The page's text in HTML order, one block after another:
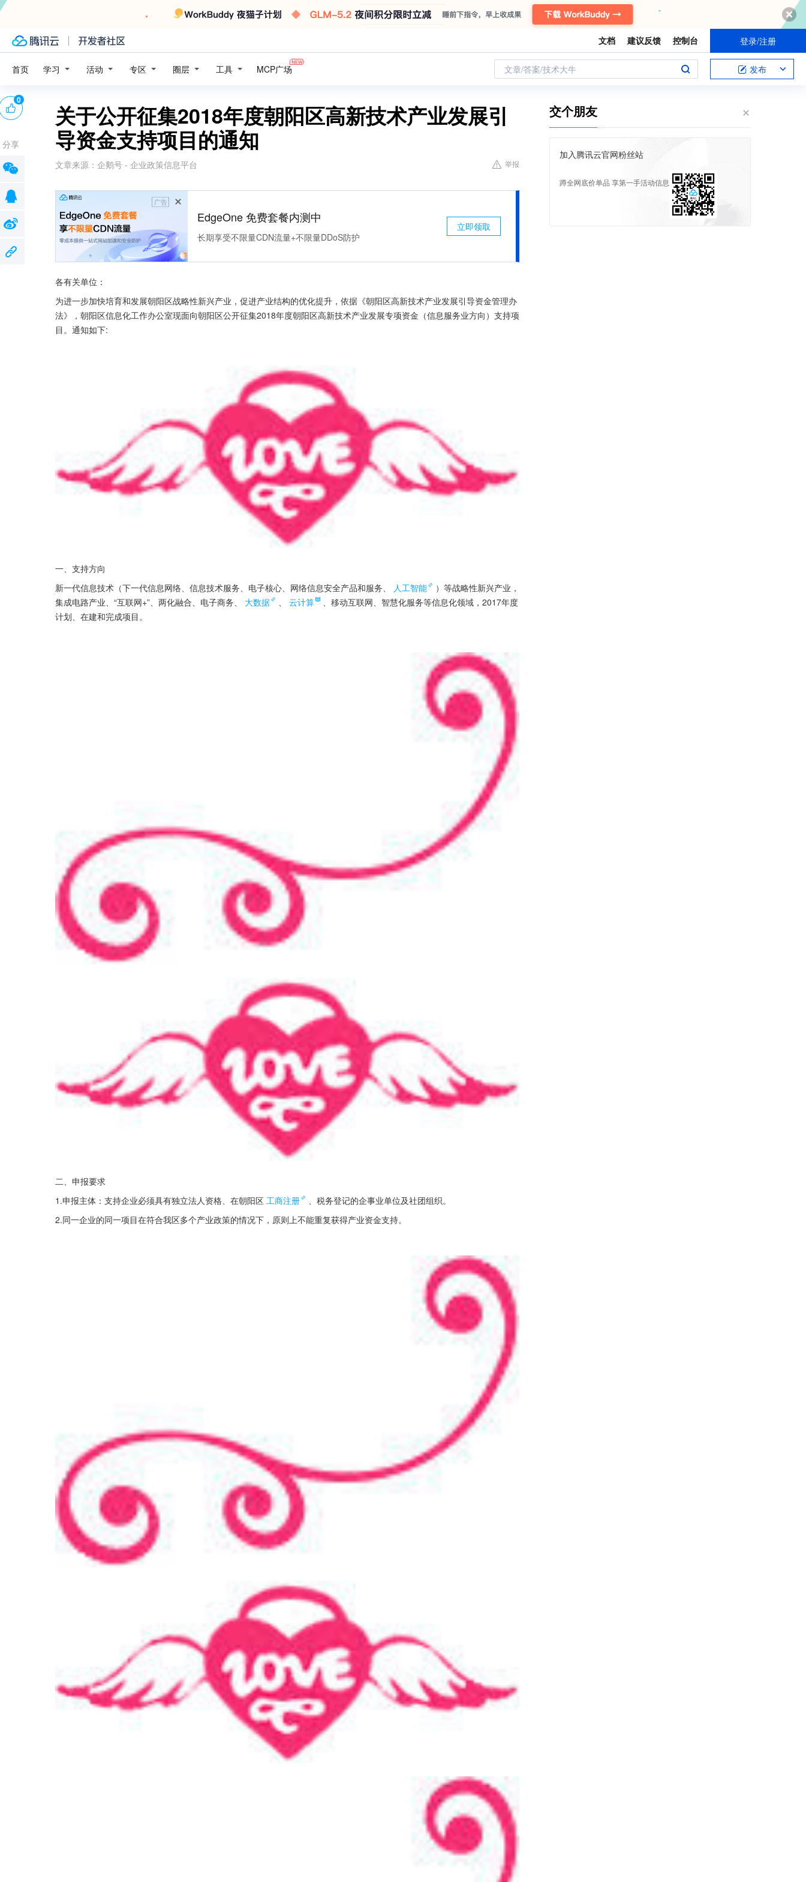
文档 建议反馈 控制台 登录/注册
首页 学习 活动 专区 圈层 工具 MCP广场 文章/答案/技术大牛 发布
关于公开征集2018年度朝阳区高新技术产业发展引
导资金支持项目的通知
文章来源： 企鹅号 - 企业政策信息平台 举报
广告
EdgeOne 免费套餐内测中
长期享受不限量CDN流量+不限量DDoS防护
立即领取
各有关单位：
为进一步加快培育和发展朝阳区战略性新兴产业，促进产业结构的优化提升，依据《朝阳区高新技术产业发展引导资金管理办
法》，朝阳区信息化工作办公室现面向朝阳区公开征集2018年度朝阳区高新技术产业发展专项资金（信息服务业方向）支持项
目。通知如下:
一、支持方向
新一代信息技术（下一代信息网络、信息技术服务、电子核心、网络信息安全产品和服务、
人工智能
）等战略性新兴产业，
集成电路产业、“互联网+”、两化融合、电子商务、
大数据 、 云计算
、移动互联网、智慧化服务等信息化领域，2017年度
计划、在建和完成项目。
二、申报要求
1.申报主体：支持企业必须具有独立法人资格、在朝阳区 工商注册
、税务登记的企事业单位及社团组织。
2.同一企业的同一项目在符合我区多个产业政策的情况下，原则上不能重复获得产业资金支持。
0
分享
交个朋友
加入腾讯云官网粉丝站
蹲全网底价单品 享第一手活动信息